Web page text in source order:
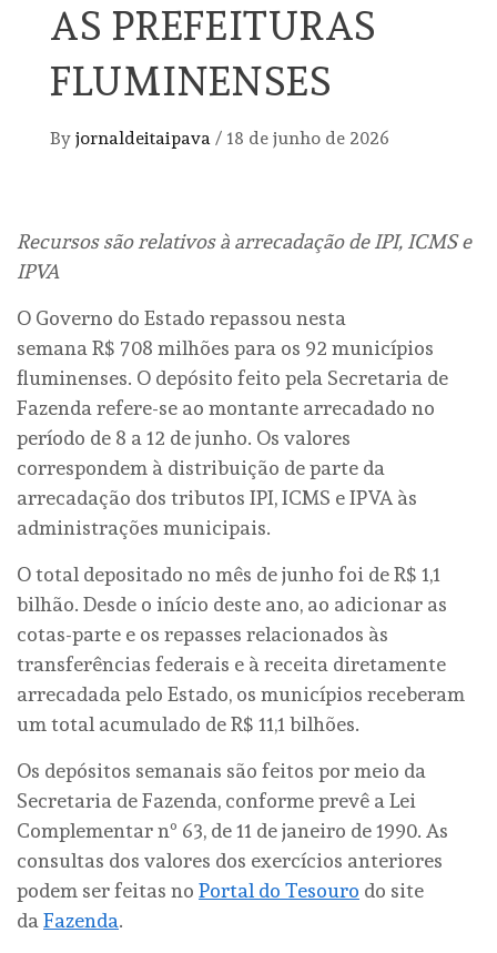
AS PREFEITURAS
FLUMINENSES
By jornaldeitaipava / 18 de junho de 2026
Recursos são relativos à arrecadação de IPI, ICMS e
IPVA
O Governo do Estado repassou nesta
semana R$ 708 milhões para os 92 municípios
fluminenses. O depósito feito pela Secretaria de
Fazenda refere-se ao montante arrecadado no
período de 8 a 12 de junho. Os valores
correspondem à distribuição de parte da
arrecadação dos tributos IPI, ICMS e IPVA às
administrações municipais.
O total depositado no mês de junho foi de R$ 1,1
bilhão. Desde o início deste ano, ao adicionar as
cotas-parte e os repasses relacionados às
transferências federais e à receita diretamente
arrecadada pelo Estado, os municípios receberam
um total acumulado de R$ 11,1 bilhões.
Os depósitos semanais são feitos por meio da
Secretaria de Fazenda, conforme prevê a Lei
Complementar nº 63, de 11 de janeiro de 1990. As
consultas dos valores dos exercícios anteriores
podem ser feitas no Portal do Tesouro do site
da Fazenda.